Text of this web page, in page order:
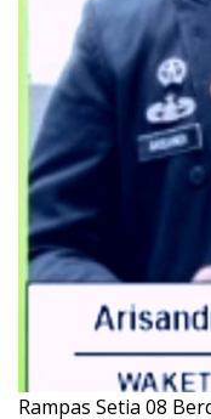
Rampas Setia 08